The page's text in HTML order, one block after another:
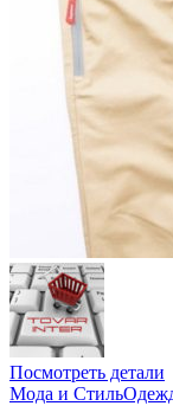
Посмотреть детали
Мода и Стиль